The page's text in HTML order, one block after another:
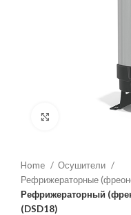
Home
Осушители
Рефрижераторные
Рефрижераторный
(DSD18)